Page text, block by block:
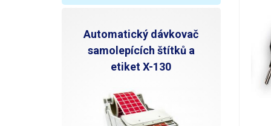
Automatický dávkovač
samolepících štítků a
etiket X-130